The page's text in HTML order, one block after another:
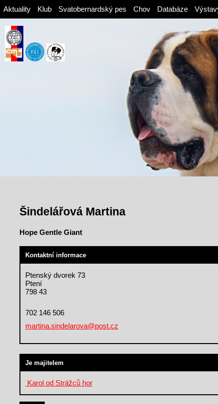
Aktuality Klub Svatobernardský pes Chov Databáze
Šindelářová Martina
Hope Gentle Giant
Kontaktní informace
Ptenský dvorek 73
Ptení
798 43
702 146 506
martina.sindelarova@post.cz
Je majitelem
Karol od Strážců hor